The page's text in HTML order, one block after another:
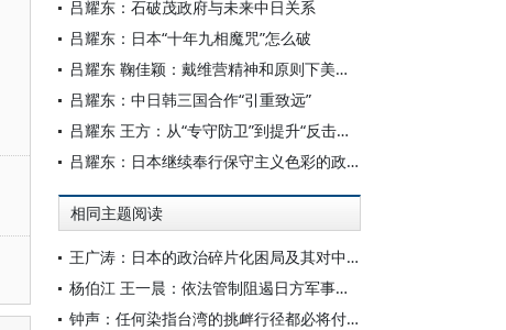
吕耀东：石破茂政府与未来中日关系
吕耀东：日本“十年九相魔咒”怎么破
吕耀东 鞠佳颖：戴维营精神和原则下美日韩合作进程及影响
吕耀东：中日韩三国合作“引重致远”
吕耀东 王方：从“专守防卫”到提升“反击能力”：日本安保战略的质变与影响
吕耀东：日本继续奉行保守主义色彩的政策方针
相同主题阅读
王广涛：日本的政治碎片化困局及其对中日关系的影响
杨伯江 王一晨：依法管制阻遏日方军事化危险动向
钟声：任何染指台湾的挑衅行径都必将付出代价